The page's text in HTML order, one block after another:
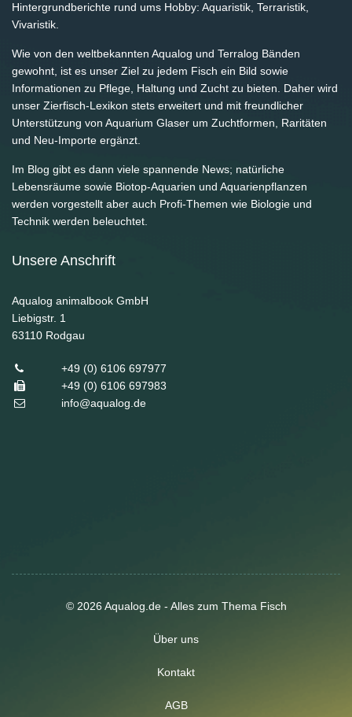
Hintergrundberichte rund ums Hobby: Aquaristik, Terraristik,
Vivaristik.
Wie von den weltbekannten Aqualog und Terralog Bänden
gewohnt, ist es unser Ziel zu jedem Fisch ein Bild sowie
Informationen zu Pflege, Haltung und Zucht zu bieten. Daher wird
unser Zierfisch-Lexikon stets erweitert und mit freundlicher
Unterstützung von Aquarium Glaser um Zuchtformen, Raritäten
und Neu-Importe ergänzt.
Im Blog gibt es dann viele spannende News; natürliche
Lebensräume sowie Biotop-Aquarien und Aquarienpflanzen
werden vorgestellt aber auch Profi-Themen wie Biologie und
Technik werden beleuchtet.
Unsere Anschrift
Aqualog animalbook GmbH
Liebigstr. 1
63110 Rodgau
+49 (0) 6106 697977
+49 (0) 6106 697983
info@aqualog.de
© 2026 Aqualog.de - Alles zum Thema Fisch
Über uns
Kontakt
AGB